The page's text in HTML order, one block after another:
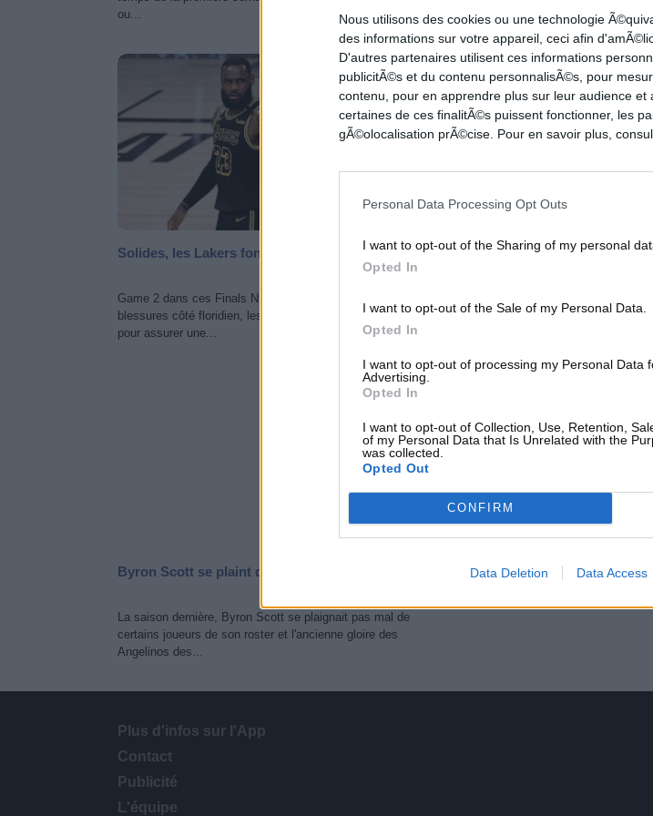
Nous utilisons des cookies ou une technologie
des informations sur votre appareil, ceci afin
D'autres partenaires utilisent ces informations
publicitÃ©s et du contenu personnalisÃ©s, pour
contenu, pour en apprendre plus sur leur audience
certaines de ces finalitÃ©s puissent fonctionner, les
gÃ©olocalisation prÃ©cise. Pour en savoir plus,
Personal Data Processing Opt Outs
I want to opt-out of the Sharing of my personal
Opted In
I want to opt-out of the Sale of my Personal Data.
Opted In
I want to opt-out of processing my Personal Data
Advertising.
Opted In
I want to opt-out of Collection, Use, Retention,
of my Personal Data that Is Unrelated with the
was collected.
Opted Out
CONFIRM
Data Deletion Data Access
ou...
NBA FINALS
Solides, les Lakers font le break
Game 2 dans ces Finals NBA. Après une cascade de
blessures côté floridien, les Lakers sont restés concentrés
pour assurer une...
Pas de miracle pour les
pour une place en Finales NBA, les
NEWS NBA
Byron Scott se plaint déjà des Lakers
La saison dernière, Byron Scott se plaignait pas mal de
certains joueurs de son roster et l'ancienne gloire des
Angelinos des...
Plus d'infos sur l'App
Contact
Publicité
L'équipe